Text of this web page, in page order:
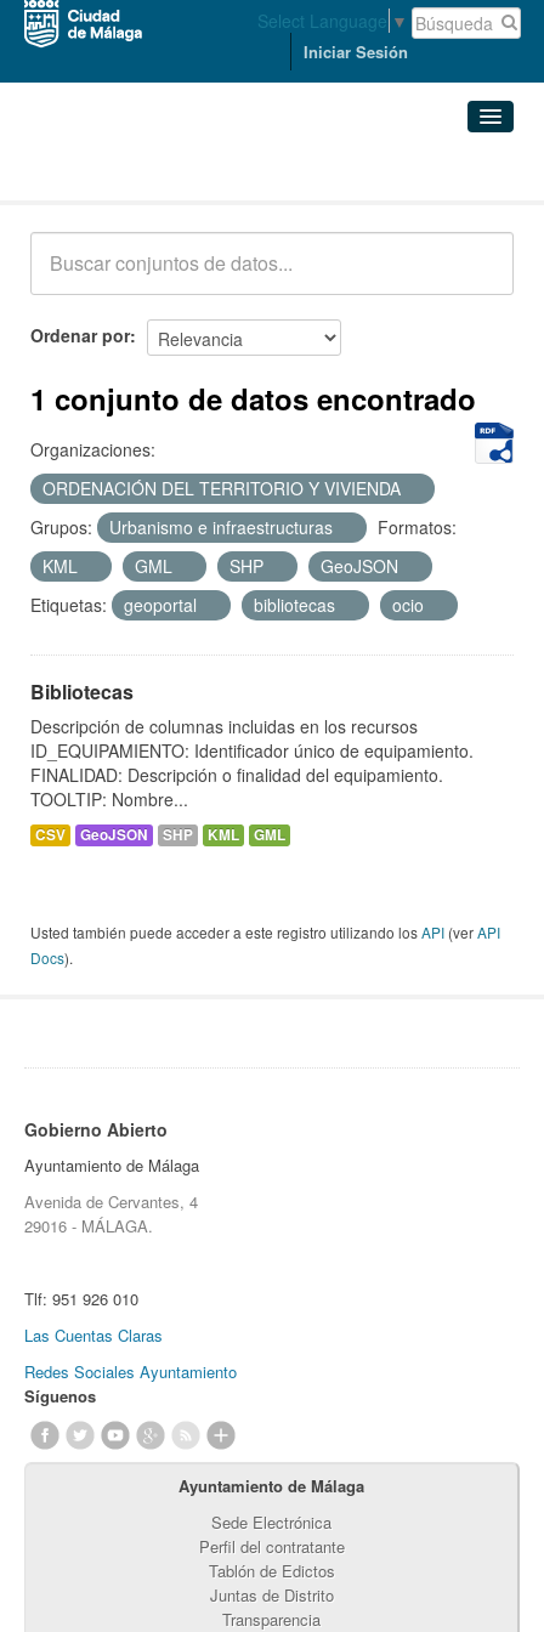
Select Language ▼
Iniciar Sesión
Acerca de
Ordenar por
1 conjunto de datos encontrado
Organizaciones:
ORDENACIÓN DEL TERRITORIO Y VIVIENDA
Grupos:
Urbanismo e infraestructuras
Formatos:
KML
GML SHP
GeoJSON
Etiquetas:
geoportal bibliotecas ocio
Bibliotecas
Descripción de columnas incluidas en los recursos
ID_EQUIPAMIENTO: Identificador único de equipamiento.
FINALIDAD: Descripción o finalidad del equipamiento.
TOOLTIP: Nombre...
CSV GeoJSON SHP KML GML
Usted también puede acceder a este registro utilizando losAPI (verAPI
Docs).
Gobierno Abierto
Ayuntamiento de Málaga
Avenida de Cervantes, 4
29016 - MÁLAGA.
Tlf: 951 926 010
Las Cuentas Claras
Redes Sociales Ayuntamiento
Síguenos
Ayuntamiento de Málaga
Sede Electrónica
Perfil del contratante
Tablón de Edictos
Juntas de Distrito
Transparencia